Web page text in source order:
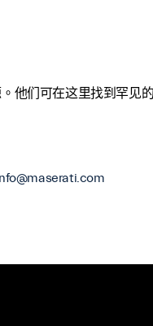
他们可在这里找到罕见